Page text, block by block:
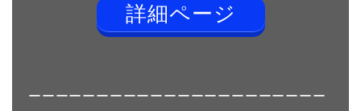
詳細ページ
ーーーーーーーーーーーーーーーーーーーーーー